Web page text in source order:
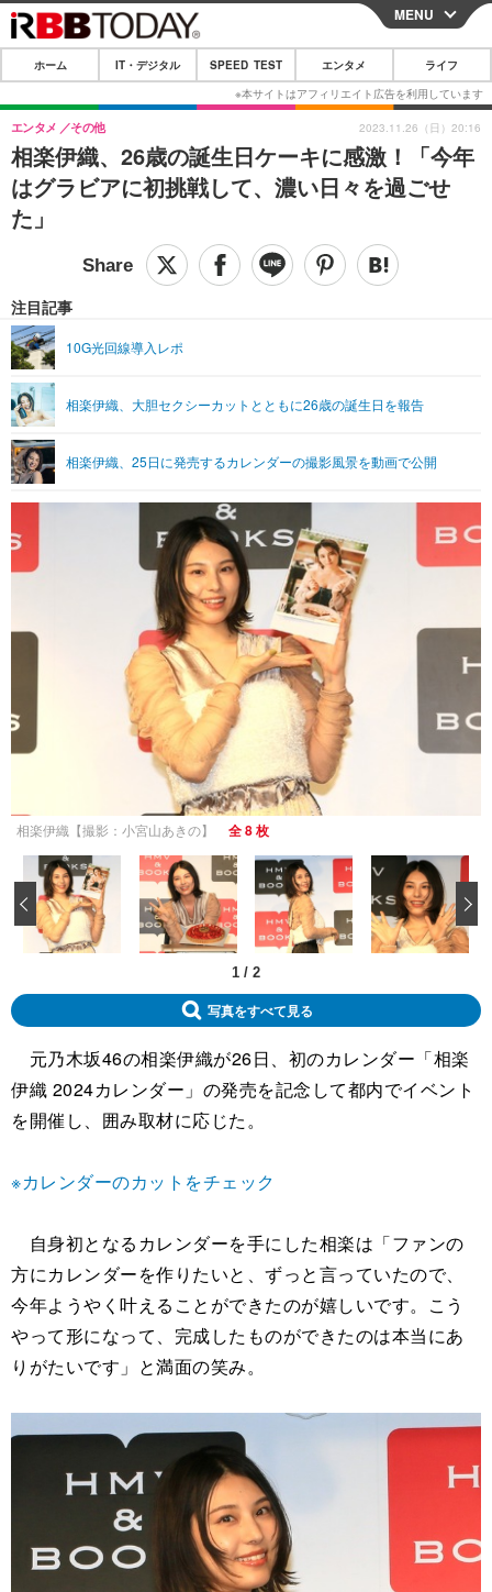
CLOSE
ホーム
IT・デジタル
IT・デジタルTOP スマートフォン
ガジェット・ツール
ショッピング その他
SPEED TEST
エンタメ
エンタメTOP 映画・ドラマ
音楽
ペット
リリース一覧
プッシュ通知の停止方法
MENU
ホーム IT・デジタル SPEED TEST エンタメ ライフ
相楽伊織、26歳の誕生日ケーキに感激！「今年
はグラビアに初挑戦して、濃い日々を過ごせ
た」
エンタメ その他
注目記事
10G光回線導入レポ
相楽伊織、大胆セクシーカットとともに26歳の誕生日を報告
相楽伊織、25日に発売するカレンダーの撮影風景を動画で公開
2023.11.26（日）20:16
相楽伊織【撮影：小宮山あきの】 全 8 枚
1 / 2
‹
写真をすべて見る
元乃木坂46の相楽伊織が26日、初のカレンダー「相楽
伊織 2024カレンダー」の発売を記念して都内でイベント
を開催し、囲み取材に応じた。
※カレンダーのカットをチェック
自身初となるカレンダーを手にした相楽は「ファンの
方にカレンダーを作りたいと、ずっと言っていたので、
今年ようやく叶えることができたのが嬉しいです。こう
やって形になって、完成したものができたのは本当にあ
りがたいです」と満面の笑み。